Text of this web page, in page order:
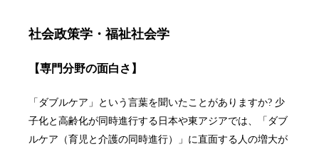
社会政策学・福祉社会学
【専門分野の面白さ】
「ダブルケア」という言葉を聞いたことがありますか? 少
子化と高齢化が同時進行する日本や東アジアでは、「ダブ
ルケア（育児と介護の同時進行）」に直面する人の増大が